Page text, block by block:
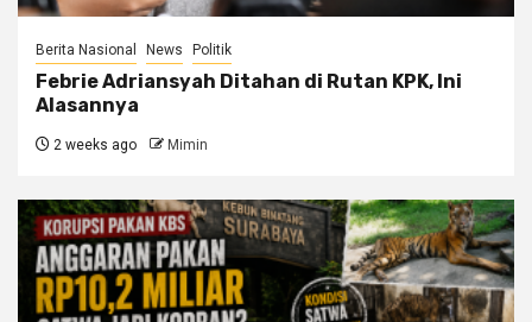
Berita Nasional News Politik
Febrie Adriansyah Ditahan di Rutan KPK, Ini
Alasannya
2 weeks ago Mimin